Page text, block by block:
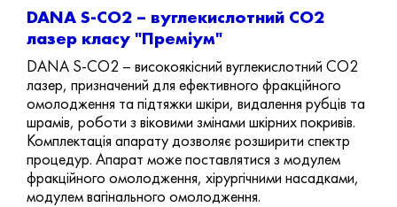
DANA S-CO2 – вуглекислотний СО2
лазер класу "Преміум"
DANA S-CO2 – високоякісний вуглекислотний СО2
лазер, призначений для ефективного фракційного
омолодження та підтяжки шкіри, видалення рубців та
шрамів, роботи з віковими змінами шкірних покривів.
Комплектація апарату дозволяє розширити спектр
процедур. Апарат може поставлятися з модулем
фракційного омолодження, хірургічними насадками,
модулем вагінального омолодження.